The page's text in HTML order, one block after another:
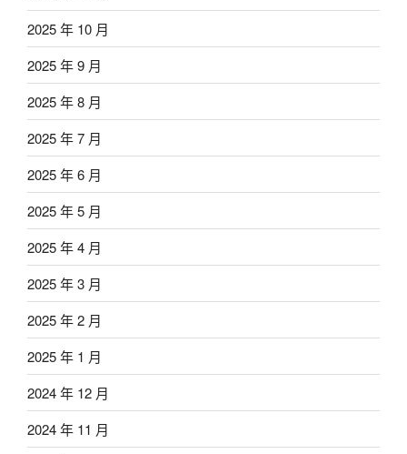
2025 年 10 月
2025 年 9 月
2025 年 8 月
2025 年 7 月
2025 年 6 月
2025 年 5 月
2025 年 4 月
2025 年 3 月
2025 年 2 月
2025 年 1 月
2024 年 12 月
2024 年 11 月